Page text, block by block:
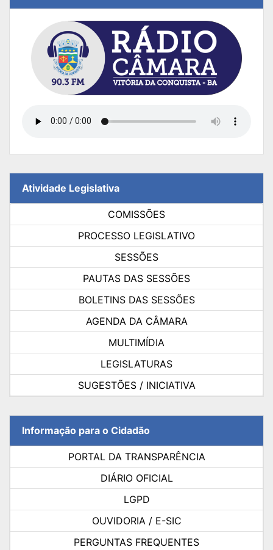
Atividade Legislativa
COMISSÕES
PROCESSO LEGISLATIVO
SESSÕES
PAUTAS DAS SESSÕES
BOLETINS DAS SESSÕES
AGENDA DA CÂMARA
MULTIMÍDIA
LEGISLATURAS
SUGESTÕES / INICIATIVA
Informação para o Cidadão
PORTAL DA TRANSPARÊNCIA
DIÁRIO OFICIAL
LGPD
OUVIDORIA / E-SIC
PERGUNTAS FREQUENTES